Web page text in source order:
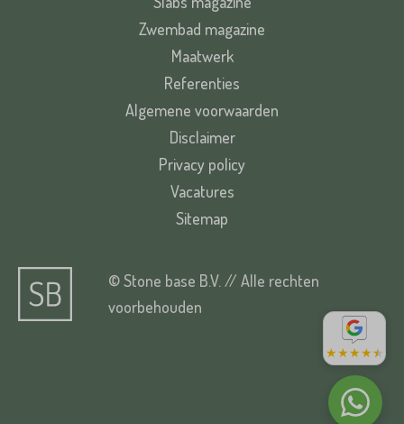
★★★★★
Zwembad magazine
Maatwerk
Referenties
Algemene voorwaarden
Disclaimer
Privacy policy
Vacatures
Sitemap
© Stone base B.V. // Alle rechten
voorbehouden